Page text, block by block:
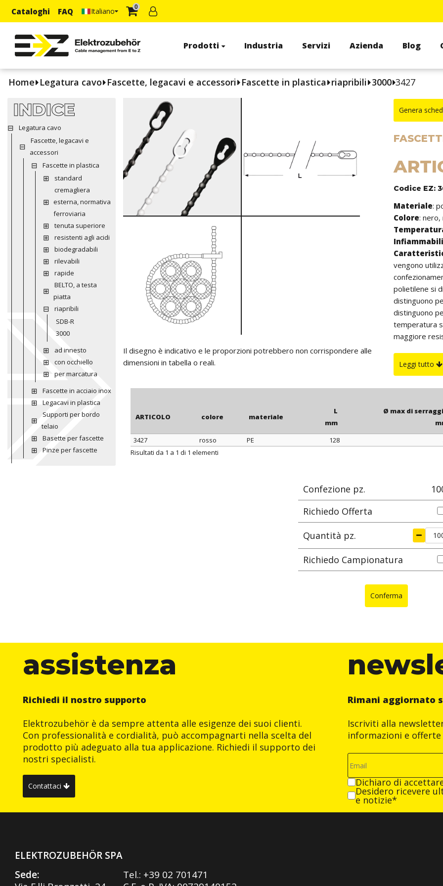
Cataloghi FAQ Italiano 0
Prodotti Industria Servizi Azienda Blog
Home Legatura cavo Fascette, legacavi e accessori Fascette in plastica riapribili 3000 3427
INDICE
Legatura cavo
Fascette, legacavi e
accessori
Fascette in plastica
standard
cremagliera
esterna, normativa
ferroviaria
tenuta superiore
resistenti agli acidi
biodegradabili
rilevabili
rapide
BELTO, a testa
piatta
riapribili
SDB-R
3000
ad innesto
con occhiello
per marcatura
Fascette in acciaio inox
Legacavi in plastica
Supporti per bordo
telaio
Basette per fascette
Pinze per fascette
Il disegno è indicativo e le proporzioni potrebbero non corrispondere alle
dimensioni in tabella o reali.
Genera
Codice EZ:
Materiale:
Colore: nero,
vengono
polietilene si
distinguono
distinguono
temperatura
maggiore
Su richiesta
fornite in
Leggi tutto
ARTICOLO colore materiale
L
mm
Ø max di
ARTICOLO colore
3427 rosso PE 128
Risultati da 1 a 1 di 1 elementi
Confezione pz.
Richiedo Offerta
Quantità pz.
Richiedo Campionatura
Conferma
assistenza
Richiedi il nostro supporto
Elektrozubehör è da sempre attenta alle esigenze dei suoi clienti.
Con professionalità e cordialità, può accompagnarti nella scelta del
prodotto più adeguato alla tua applicazione. Richiedi il supporto dei
nostri specialisti.
Contattaci
Rimani aggiornato
Iscriviti alla
informazioni e
Dichiaro di
Desidero ricevere
e notizie*
ELEKTROZUBEHÖR SPA
Sede:
Tel.: +39 02 701471